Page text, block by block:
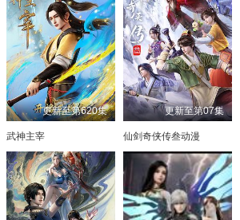
更新至第620集
武神主宰
更新至第07集
仙剑奇侠传叁动漫